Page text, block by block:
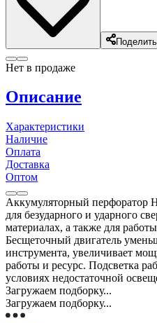
Нет в продаже
Описание
Характеристики
Наличие
Оплата
Доставка
Оптом
Аккумуляторный перфоратор
для безударного и ударного
материалах, а также для
Бесщеточный двигатель
инструмента, увеличивает
работы и ресурс. Подсветка
условиях недостаточной
Загружаем подборку...
Загружаем подборку...